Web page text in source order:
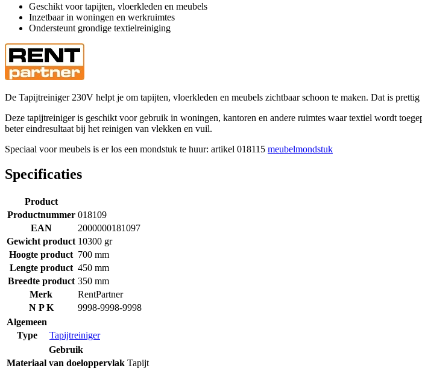
Geschikt voor tapijten, vloerkleden en meubels
Inzetbaar in woningen en werkruimtes
Ondersteunt grondige textielreiniging
De Tapijtreiniger 230V helpt je om tapijten, vloerkleden en meubels zichtbaar schoon te maken. Dat is
Deze tapijtreiniger is geschikt voor gebruik in woningen, kantoren en andere ruimtes waar textiel wordt
beter eindresultaat bij het reinigen van vlekken en vuil.
Speciaal voor meubels is er los een mondstuk te huur: artikel 018115 meubelmondstuk
Specificaties
Product
Productnummer 018109
EAN
2000000181097
Gewicht product 10300 gr
Hoogte product 700 mm
Lengte product 450 mm
Breedte product 350 mm
Merk
RentPartner
N P K
9998-9998-9998
Algemeen
Type
Tapijtreiniger
Gebruik
Materiaal van doeloppervlak Tapijt